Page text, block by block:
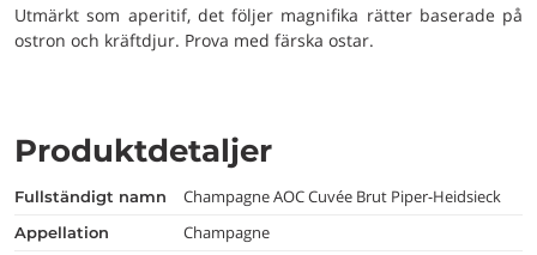
Utmärkt som aperitif, det följer magnifika rätter baserade på
ostron och kräftdjur. Prova med färska ostar.
Produktdetaljer
fullständigt namn Champagne AOC Cuvée Brut Piper-Heidsieck
appellation Champagne